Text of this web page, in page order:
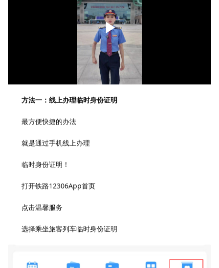
方法一：线上办理临时身份证明
最方便快捷的办法
就是通过手机线上办理
临时身份证明！
打开铁路12306App首页
点击温馨服务
选择乘坐旅客列车临时身份证明